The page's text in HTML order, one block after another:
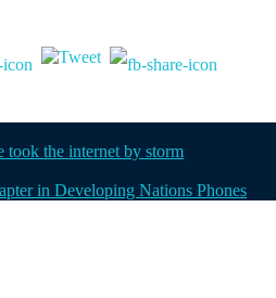
took the internet by storm
in Developing Nations Phones